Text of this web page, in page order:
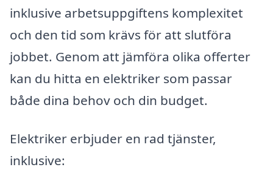
inklusive arbetsuppgiftens komplexitet
och den tid som krävs för att slutföra
jobbet. Genom att jämföra olika offerter
kan du hitta en elektriker som passar
både dina behov och din budget.
Elektriker erbjuder en rad tjänster,
inklusive: